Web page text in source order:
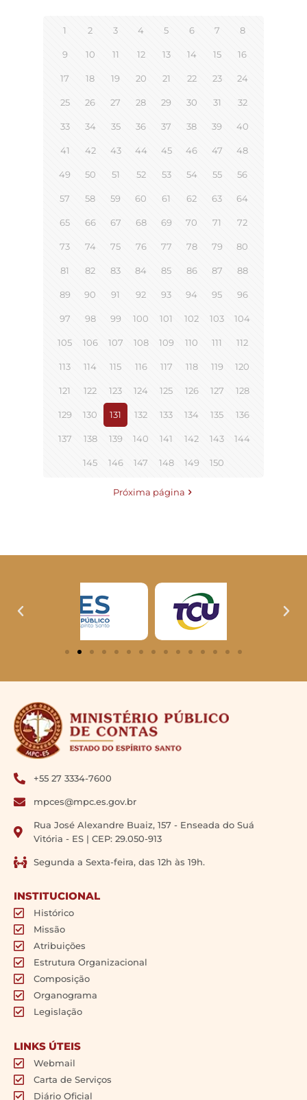
1 2 3 4 5 6 7 8
9 10 11 12 13 14 15 16
17 18 19 20 21 22 23 24
25 26 27 28 29 30 31 32
33 34 35 36 37 38 39 40
41 42 43 44 45 46 47 48
49 50 51 52 53 54 55 56
57 58 59 60 61 62 63 64
65 66 67 68 69 70 71 72
73 74 75 76 77 78 79 80
81 82 83 84 85 86 87 88
89 90 91 92 93 94 95 96
97 98 99 100 101 102 103 104
105 106 107 108 109 110 111 112
113 114 115 116 117 118 119 120
121 122 123 124 125 126 127 128
129 130 131 132 133 134 135 136
137 138 139 140 141 142 143 144
145 146 147 148 149 150
Próxima página
+55 27 3334-7600
mpces@mpc.es.gov.br
Rua José Alexandre Buaiz, 157 - Enseada do Suá
Vitória - ES | CEP: 29.050-913
Segunda a Sexta-feira, das 12h às 19h.
INSTITUCIONAL
Histórico
Missão
Atribuições
Estrutura Organizacional
Composição
Organograma
Legislação
LINKS ÚTEIS
Webmail
Carta de Serviços
Diário Oficial